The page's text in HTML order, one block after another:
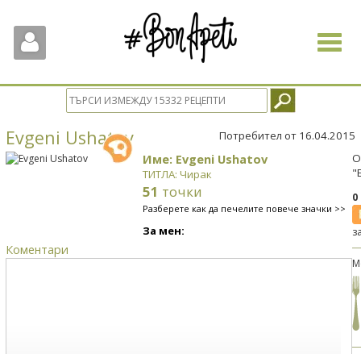
Toggle
Evgeni Ushatov Потребител от 16.04.2015
Име: Evgeni Ushatov
ТИТЛА: Чирак
51 точки
Разберете как да печелите повече значки >>
За мен:
Коментари